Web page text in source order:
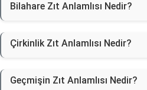
Bilahare Zıt Anlamlısı Nedir?
Çirkinlik Zıt Anlamlısı Nedir?
Geçmişin Zıt Anlamlısı Nedir?